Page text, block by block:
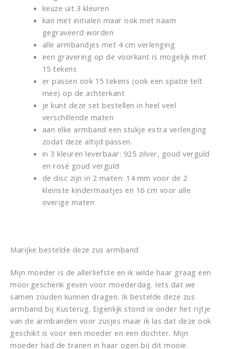
keuze uit 3 kleuren
kan met initialen maar ook met naam
gegraveerd worden
alle armbandjes met 4 cm verlenging
een gravering op de voorkant is mogelijk met
15 tekens
er passen ook 15 tekens (ook een spatie telt
mee) op de achterkant
je kunt deze set bestellen in heel veel
verschillende maten
aan elke armband een stukje extra verlenging
zodat deze altijd passen.
in 3 kleuren leverbaar: 925 zilver, goud verguld
en rosé goud verguld
de disc zijn in 2 maten: 14 mm voor de 2
kleinste kindermaatjes en 16 cm voor alle
overige maten
Marijke bestelde deze zus armband
Mijn moeder is de allerliefste en ik wilde haar graag een
mooi geschenk geven voor moederdag. Iets dat we
samen zouden kunnen dragen. Ik bestelde deze zus
armband bij Kusterug. Eigenlijk stond ie onder het rijtje
van de armbanden voor zusjes maar ik las dat deze ook
geschikt is voor een moeder en een dochter. Mijn
moeder had de tranen in haar ogen bij dit mooie